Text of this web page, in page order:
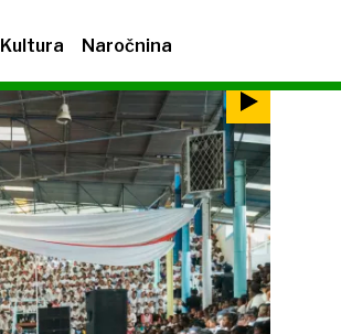
Kultura Naročnina